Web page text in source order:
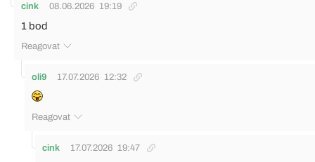
cink 08.06.2026 19:19
1 bod
Reagovat
oli9 17.07.2026 12:32
Reagovat
cink 17.07.2026 19:47